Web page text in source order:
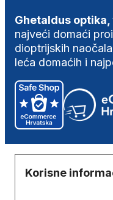
Ghetaldus
najveći domaći
dioptrijskih
leća domaćih i
Korisne